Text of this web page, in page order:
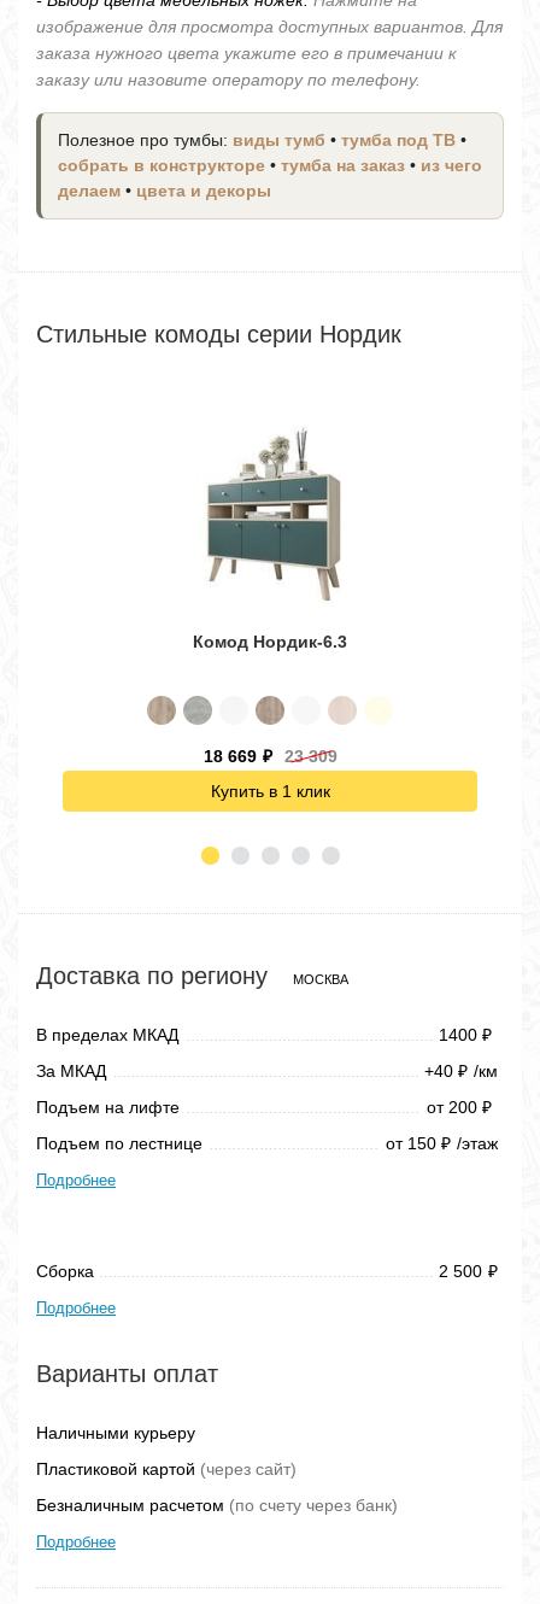
изображение для просмотра доступных вариантов. Для
заказа нужного цвета укажите его в примечании к
заказу или назовите оператору по телефону.
Полезное про тумбы: виды тумб • тумба под ТВ •
собрать в конструкторе • тумба на заказ • из чего
делаем • цвета и декоры
Стильные комоды серии Нордик
Комод Нордик-6.3
18 669 ₽
23 309
Купить в 1 клик
Доставка по региону МОСКВА
В пределах МКАД 1400 ₽
За МКАД +40 ₽ /км
Подъем на лифте
от 200 ₽
Подъем по лестнице от 150 ₽ /этаж
Подробнее
Сборка 2 500 ₽
Подробнее
Варианты оплат
Наличными курьеру
Пластиковой картой (через сайт)
Безналичным расчетом (по счету через банк)
Подробнее